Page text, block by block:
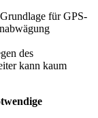
für GPS-
des
kann kaum